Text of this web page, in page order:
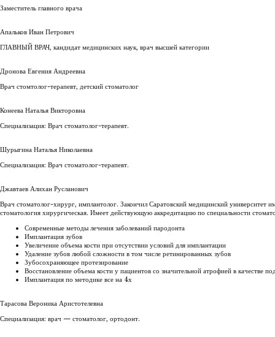
Заместитель главного врача
Апальков Иван Петрович
ГЛАВНЫЙ ВРАЧ, кандидат медицинских наук, врач высшей категории
Дронова Евгения Андреевна
Врач стомтолог-терапевт, детский стоматолог
Конеева Наталья Викторовна
Специализация: Врач стоматолог-терапевт.
Шурыгина Наталья Николаевна
Специализация: Врач стоматолог-терапевт.
Джавтаев Алихан Русланович
Врач стоматолог-хирург, имплантолог. Закончил Саратовский медицинский
стоматология хирургическая. Имеет действующую аккредитацию по специальности
Современные методы лечения заболеваний пародонта
Имплантация зубов
Увеличение объема кости при отсутствии условий для имплантации
Удаление зубов любой сложности в том числе ретинированных зубов
Зубосохраняющее протезирование
Восстановление объема кости у пациентов со значительной атрофией в качестве
Имплантация по методике все на 4х
Тарасова Вероника Аристотелевна
Специализация: врач — стоматолог, ортодонт.